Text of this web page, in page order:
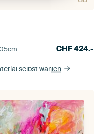
cm CHF424.-
selbst wählen